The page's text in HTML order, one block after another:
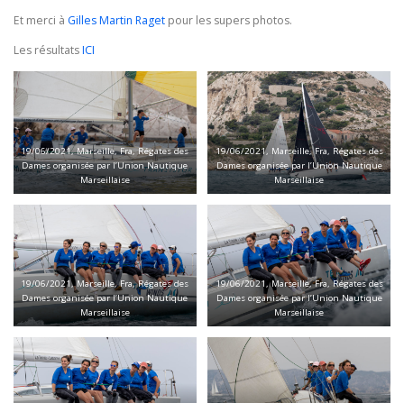
Et merci à Gilles Martin Raget pour les supers photos.
Les résultatsICI
19/06/2021, Marseille, Fra, Régates des
Dames organisée par l’Union Nautique
Marseillaise
19/06/2021, Marseille, Fra, Régates des
Dames organisée par l’Union Nautique
Marseillaise
19/06/2021, Marseille, Fra, Régates des
Dames organisée par l’Union Nautique
Marseillaise
19/06/2021, Marseille, Fra, Régates des
Dames organisée par l’Union Nautique
Marseillaise